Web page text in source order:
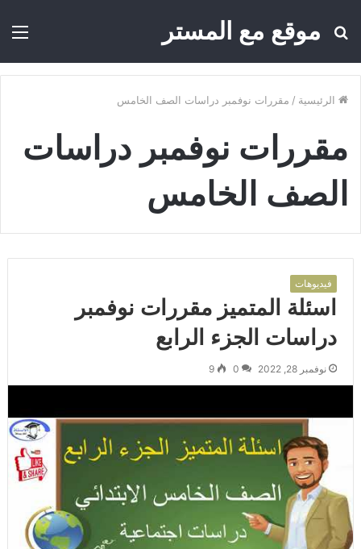
موقع مع المستر
بحث
الرئيسية / مقررات نوفمبر دراسات الصف الخامس
مقررات نوفمبر دراسات
الصف الخامس
فيديوهات
اسئلة المتميز مقررات نوفمبر
دراسات الجزء الرابع
نوفمبر 28, 2022 0
9